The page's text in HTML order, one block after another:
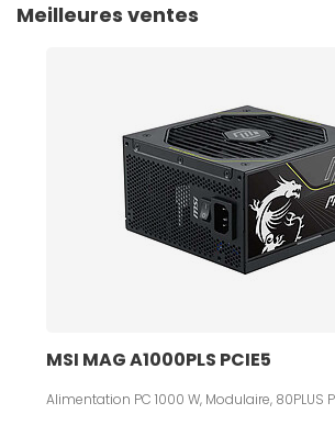
Meilleures ventes
MSI MAG A1000PLS PCIE5
Alimentation PC 1000 W, Modulaire, 80PLUS